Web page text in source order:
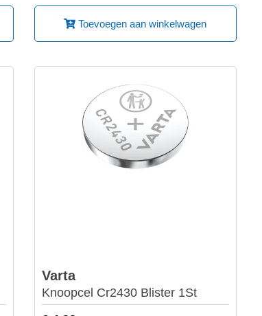
Toevoegen aan winkelwagen
Varta
Knoopcel Cr2430 Blister 1St